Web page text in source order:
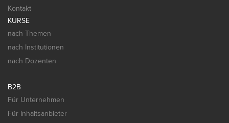
Kontakt
KURSE
nach Themen
nach Institutionen
nach Dozenten
B2B
Für Unternehmen
Für Inhaltsanbieter